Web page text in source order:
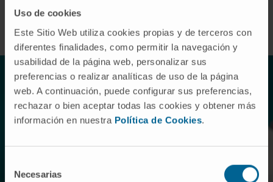
Uso de cookies
Este Sitio Web utiliza cookies propias y de terceros con
diferentes finalidades, como permitir la navegación y
usabilidad de la página web, personalizar sus
preferencias o realizar analíticas de uso de la página
web. A continuación, puede configurar sus preferencias,
rechazar o bien aceptar todas las cookies y obtener más
información en nuestra Política de Cookies.
Necesarias
Unité de Thérapies Avancées
L’Unité de Thérapies Avancées de la Clínica